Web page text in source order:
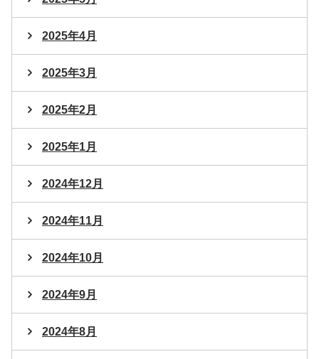
2025年4月
2025年3月
2025年2月
2025年1月
2024年12月
2024年11月
2024年10月
2024年9月
2024年8月